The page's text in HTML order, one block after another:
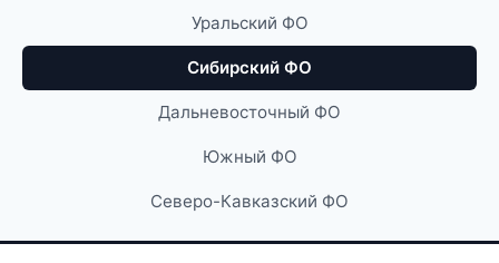
Уральский ФО
Сибирский ФО
Дальневосточный ФО
Южный ФО
Северо-Кавказский ФО